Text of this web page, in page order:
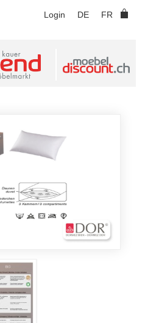
Login DE FR